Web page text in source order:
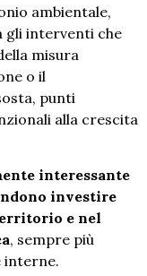
ambientale,
gli interventi che
misura
o il
punti
alla crescita
interessante
investire
e nel
, sempre più
interne.